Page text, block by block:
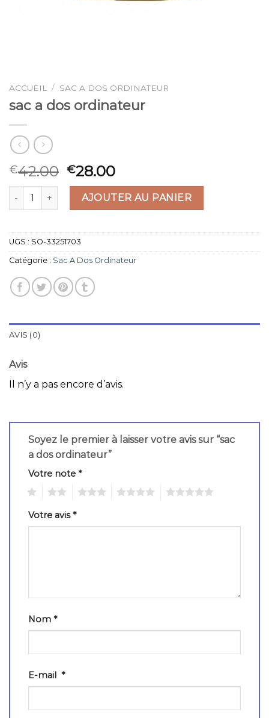
ACCUEIL / SAC A DOS ORDINATEUR
sac a dos ordinateur
€42.00 €28.00
quantité de sac a dos ordinateur
AJOUTER AU PANIER
UGS : SO-33251703
Catégorie : Sac A Dos Ordinateur
AVIS (0)
Avis
Il n’y a pas encore d’avis.
Soyez le premier à laisser votre avis sur “sac
a dos ordinateur”
Votre note *
Votre avis*
Nom *
E-mail *